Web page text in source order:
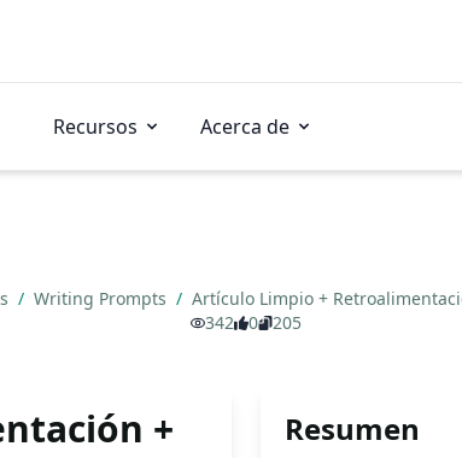
Recursos Acerca de
/ Writing Prompts / Artículo Limpio +
342
0 205
+
Resumen